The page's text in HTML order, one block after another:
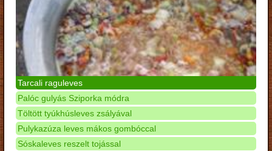
Tarcali raguleves
Palóc gulyás Sziporka módra
Töltött tyúkhúsleves zsályával
Pulykazúza leves mákos gombóccal
Sóskaleves reszelt tojással